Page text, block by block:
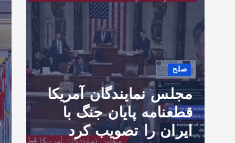
صلح
مجلس نمایندگان آمریکا
قطعنامه پایان جنگ با
ایران را تصویب کرد